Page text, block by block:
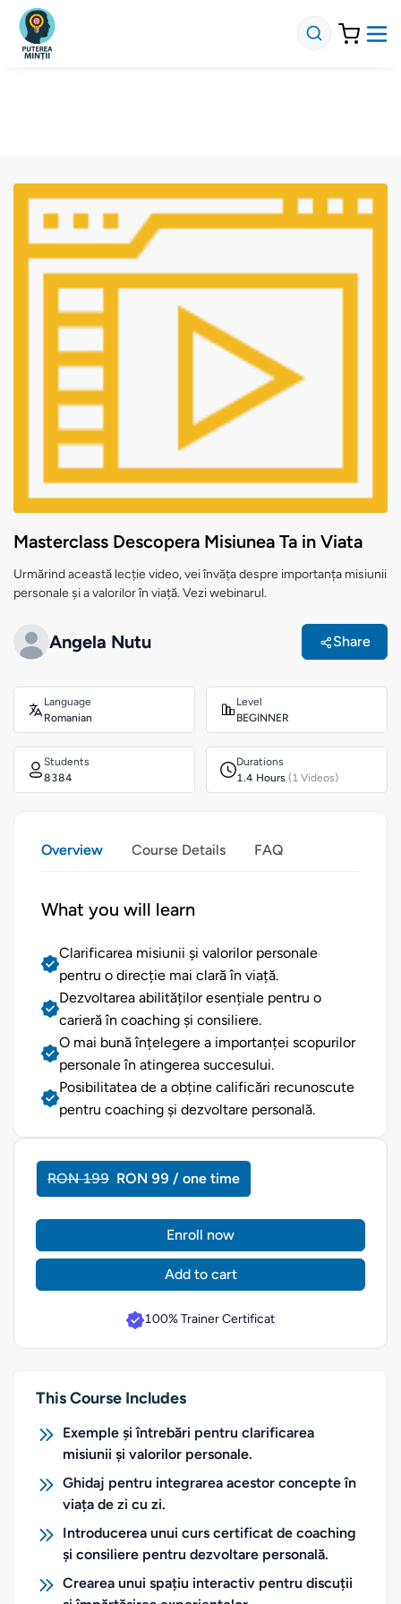
Masterclass Descopera Misiunea Ta in Viata
Urmărind această lecție video, vei învăța despre importanța misiunii
personale și a valorilor în viață. Vezi webinarul.
Angela Nutu Share
Language
Romanian
Level
BEGINNER
Students
8384
Durations
1.4 Hours (1 Videos)
Overview Course Details FAQ
What you will learn
Clarificarea misiunii și valorilor personale
pentru o direcție mai clară în viață.
Dezvoltarea abilităților esențiale pentru o
carieră în coaching și consiliere.
O mai bună înțelegere a importanței scopurilor
personale în atingerea succesului.
Posibilitatea de a obține calificări recunoscute
pentru coaching și dezvoltare personală.
RON 199 RON 99 / one time
Enroll now
Add to cart
100% Trainer Certificat
This Course Includes
Exemple și întrebări pentru clarificarea
misiunii și valorilor personale.
Ghidaj pentru integrarea acestor concepte în
viața de zi cu zi.
Introducerea unui curs certificat de coaching
și consiliere pentru dezvoltare personală.
Crearea unui spațiu interactiv pentru discuții